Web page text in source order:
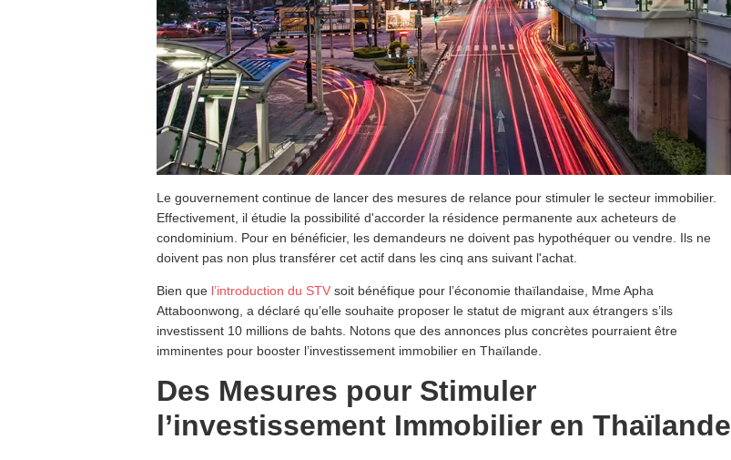
Le gouvernement continue de lancer des mesures de relance pour stimuler le secteur immobilier.
Effectivement, il étudie la possibilité d'accorder la résidence permanente aux acheteurs de
condominium. Pour en bénéficier, les demandeurs ne doivent pas hypothéquer ou vendre. Ils ne
doivent pas non plus transférer cet actif dans les cinq ans suivant l'achat.
Bien que l’introduction du STV soit bénéfique pour l’économie thaïlandaise, Mme Apha
Attaboonwong, a déclaré qu’elle souhaite proposer le statut de migrant aux étrangers s’ils
investissent 10 millions de bahts. Notons que des annonces plus concrètes pourraient être
imminentes pour booster l’investissement immobilier en Thaïlande.
Des Mesures pour Stimuler
l’investissement Immobilier en Thaïlande